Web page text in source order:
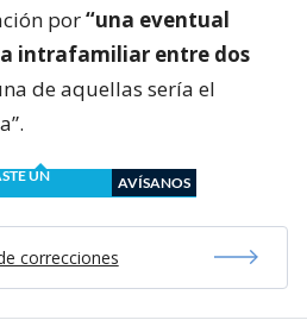
por“una eventual
intrafamiliar entre dos
de aquellas sería el
UN
AVÍSANOS
correcciones